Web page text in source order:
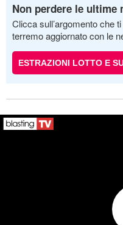
Non perdere le ultime
Clicca sull’argomento che
terremo aggiornato con le
ESTRAZIONI LOTTO E